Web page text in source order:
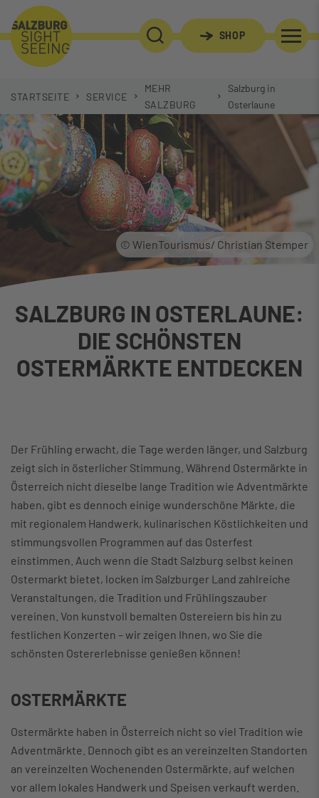
SUCHE SHOP
STARTSEITE SERVICE
MEHR
SALZBURG
Salzburg in
Osterlaune
SALZBURG IN OSTERLAUNE:
DIE SCHÖNSTEN
OSTERMÄRKTE ENTDECKEN
© WienTourismus/ Christian Stemper
Der Frühling erwacht, die Tage werden länger, und Salzburg
zeigt sich in österlicher Stimmung. Während Ostermärkte in
Österreich nicht dieselbe lange Tradition wie Adventmärkte
haben, gibt es dennoch einige wunderschöne Märkte, die
mit regionalem Handwerk, kulinarischen Köstlichkeiten und
stimmungsvollen Programmen auf das Osterfest
einstimmen. Auch wenn die Stadt Salzburg selbst keinen
Ostermarkt bietet, locken im Salzburger Land zahlreiche
Veranstaltungen, die Tradition und Frühlingszauber
vereinen. Von kunstvoll bemalten Ostereiern bis hin zu
festlichen Konzerten – wir zeigen Ihnen, wo Sie die
schönsten Ostererlebnisse genießen können!
OSTERMÄRKTE
Ostermärkte haben in Österreich nicht so viel Tradition wie
Adventmärkte. Dennoch gibt es an vereinzelten Standorten
an vereinzelten Wochenenden Ostermärkte, auf welchen
vor allem lokales Handwerk und Speisen verkauft werden.